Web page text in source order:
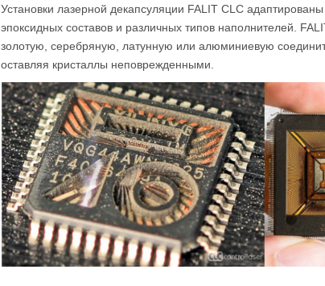
Установки лазерной декапсуляции FALIT CLC
эпоксидных составов и различных типов наполнителей.
золотую, серебряную, латунную или алюминиевую
оставляя кристаллы неповрежденными.